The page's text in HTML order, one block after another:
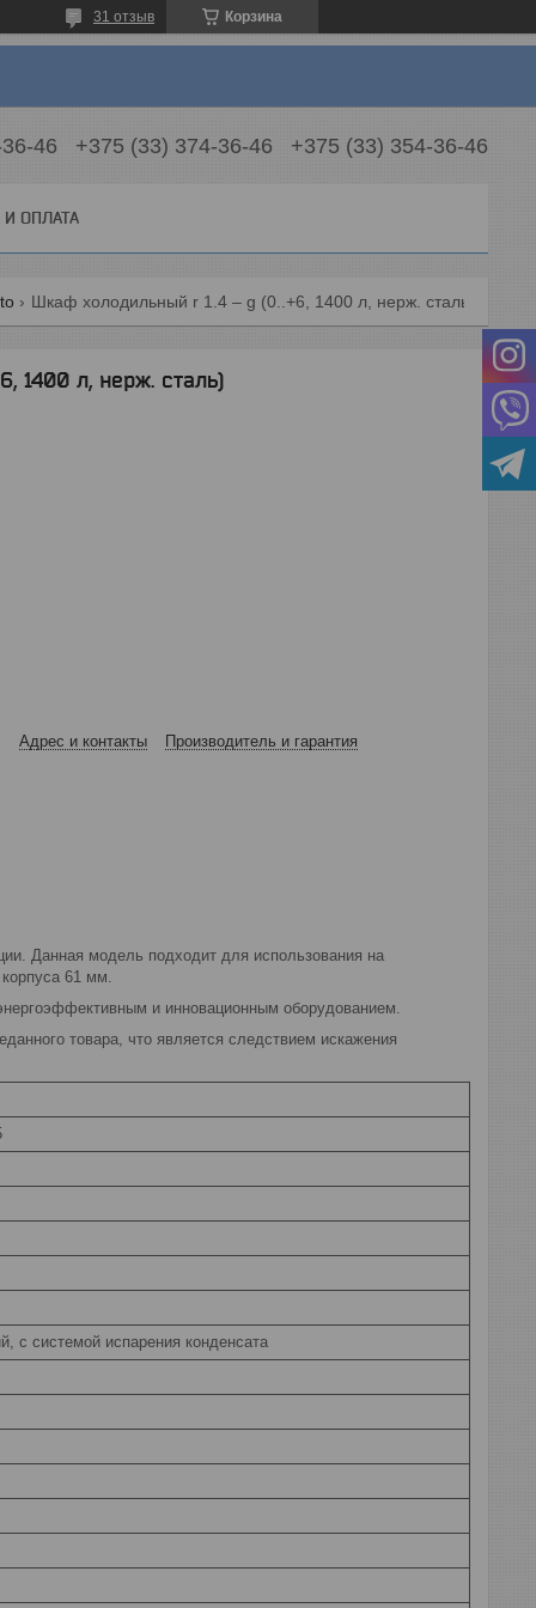
Корзина
31 отзыв
46 +375 (33) 374-36-46 +375 (33) 354-36-46
И ОПЛАТА
Шкаф холодильный r 1.4 – g (0..+6, 1400 л, нерж. сталь)
1400 л, нерж. сталь)
Адрес и контакты Производитель и гарантия
Данная модель подходит для использования на
61 мм.
и инновационным оборудованием.
товара, что является следствием искажения
с системой испарения конденсата